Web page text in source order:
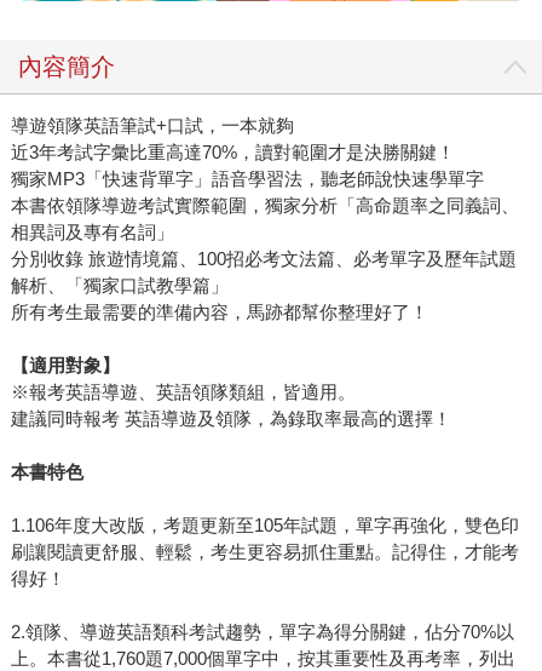
內容簡介
導遊領隊英語筆試+口試，一本就夠
近3年考試字彙比重高達70%，讀對範圍才是決勝關鍵！
獨家MP3「快速背單字」語音學習法，聽老師說快速學單字
本書依領隊導遊考試實際範圍，獨家分析「高命題率之同義詞、
相異詞及專有名詞」
分別收錄 旅遊情境篇、100招必考文法篇、必考單字及歷年試題
解析、「獨家口試教學篇」
所有考生最需要的準備內容，馬跡都幫你整理好了！
【適用對象】
※報考英語導遊、英語領隊類組，皆適用。
建議同時報考 英語導遊及領隊，為錄取率最高的選擇！
本書特色
1.106年度大改版，考題更新至105年試題，單字再強化，雙色印
刷讓閱讀更舒服、輕鬆，考生更容易抓住重點。記得住，才能考
得好！
2.領隊、導遊英語類科考試趨勢，單字為得分關鍵，佔分70%以
上。本書從1,760題7,000個單字中，按其重要性及再考率，列出